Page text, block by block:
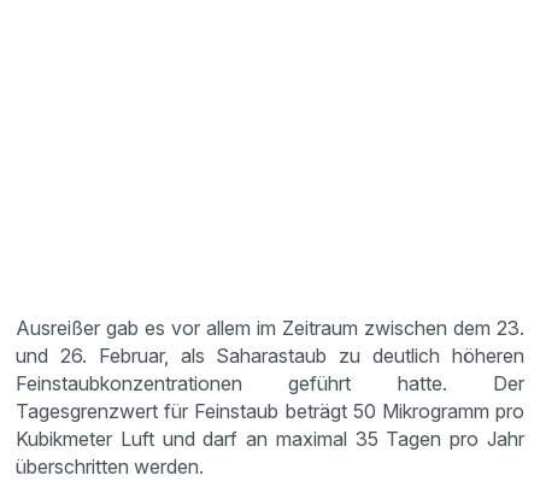
Ausreißer gab es vor allem im Zeitraum zwischen dem 23.
und 26. Februar, als Saharastaub zu deutlich höheren
Feinstaubkonzentrationen geführt hatte. Der
Tagesgrenzwert für Feinstaub beträgt 50 Mikrogramm pro
Kubikmeter Luft und darf an maximal 35 Tagen pro Jahr
überschritten werden.